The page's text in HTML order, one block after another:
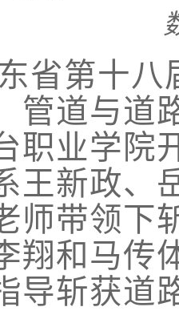
省第十八
管道与道
职业学院
王新政、
师带领下
翔和马传
导斩获道